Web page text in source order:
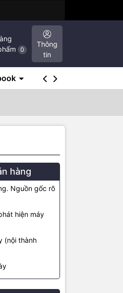
0
Thông
tin
SSD Macbook
hàng
Nguồn gốc rõ
hiện máy
(nội thành